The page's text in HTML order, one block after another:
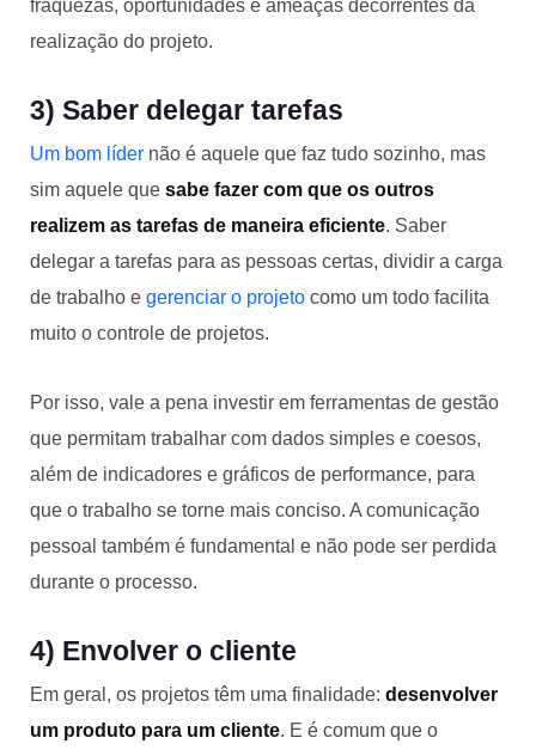
fraquezas, oportunidades e ameaças decorrentes da
realização do projeto.
3) Saber delegar tarefas
Um bom líder não é aquele que faz tudo sozinho, mas
sim aquele que sabe fazer com que os outros
realizem as tarefas de maneira eficiente. Saber
delegar a tarefas para as pessoas certas, dividir a carga
de trabalho e gerenciar o projeto como um todo facilita
muito o controle de projetos.
Por isso, vale a pena investir em ferramentas de gestão
que permitam trabalhar com dados simples e coesos,
além de indicadores e gráficos de performance, para
que o trabalho se torne mais conciso. A comunicação
pessoal também é fundamental e não pode ser perdida
durante o processo.
4) Envolver o cliente
Em geral, os projetos têm uma finalidade: desenvolver
um produto para um cliente. E é comum que o